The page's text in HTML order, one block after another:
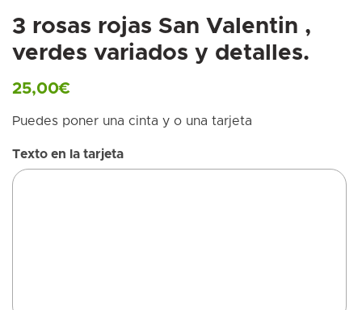
3 rosas rojas San Valentin ,
verdes variados y detalles.
25,00€
Puedes poner una cinta y o una tarjeta
Texto en la tarjeta